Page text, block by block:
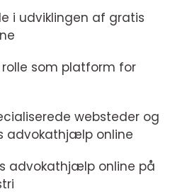
i udviklingen af gratis
som platform for
websteder og
advokathjælp online
advokathjælp online på